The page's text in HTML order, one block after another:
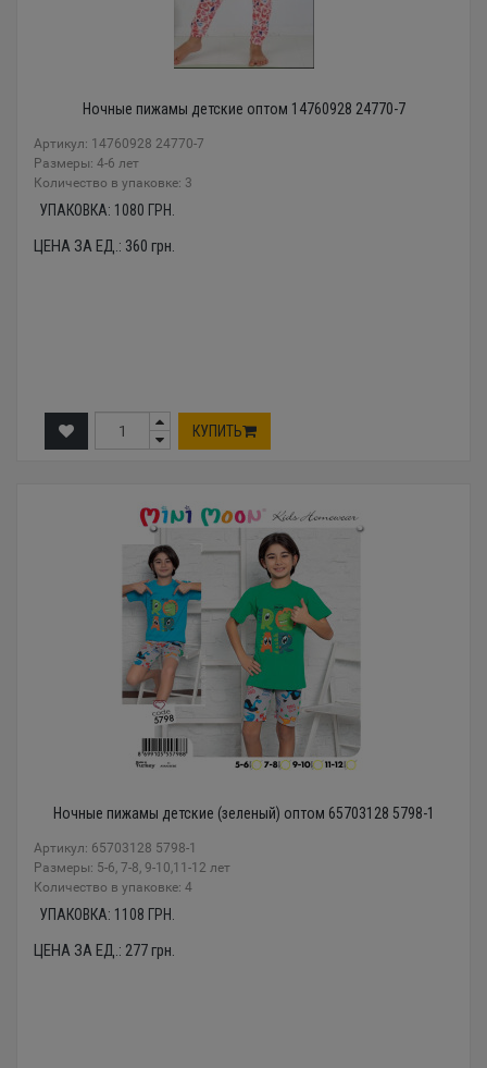
Ночные пижамы детские оптом 14760928 24770-7
Артикул: 14760928 24770-7
Размеры: 4-6 лет
Количество в упаковке: 3
УПАКОВКА: 1080 ГРН.
ЦЕНА ЗА ЕД.: 360 грн.
КУПИТЬ
Ночные пижамы детские (зеленый) оптом 65703128 5798-1
Артикул: 65703128 5798-1
Размеры: 5-6, 7-8, 9-10,11-12 лет
Количество в упаковке: 4
УПАКОВКА: 1108 ГРН.
ЦЕНА ЗА ЕД.: 277грн.